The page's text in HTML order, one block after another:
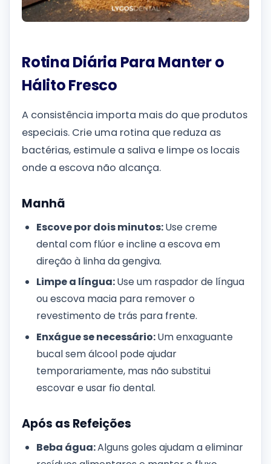
Rotina Diária Para Manter o
Hálito Fresco
A consistência importa mais do que produtos
especiais. Crie uma rotina que reduza as
bactérias, estimule a saliva e limpe os locais
onde a escova não alcança.
Manhã
Escove por dois minutos:Use creme
dental com flúor e incline a escova em
direção à linha da gengiva.
Limpe a língua:Use um raspador de língua
ou escova macia para remover o
revestimento de trás para frente.
Enxágue se necessário:Um enxaguante
bucal sem álcool pode ajudar
temporariamente, mas não substitui
escovar e usar fio dental.
Após as Refeições
Beba água:Alguns goles ajudam a eliminar